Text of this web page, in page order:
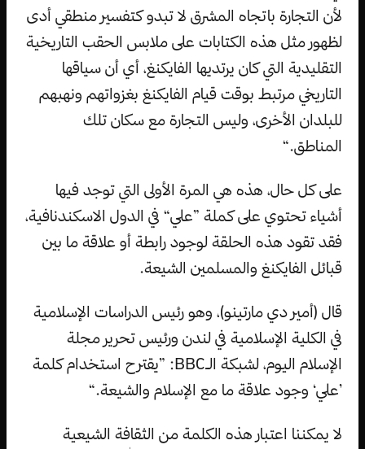
لأن التجارة باتجاه المشرق لا تبدو كتفسير منطقي أدى
لظهور مثل هذه الكتابات على ملابس الحقب التاريخية
التقليدية التي كان يرتديها الفايكنغ، أي أن سياقها
التاريخي مرتبط بوقت قيام الفايكنغ بغزواتهم ونهبهم
للبلدان الأخرى، وليس التجارة مع سكان تلك
المناطق.“
على كل حال، هذه هي المرة الأولى التي توجد فيها
أشياء تحتوي على كملة ”علي“ في الدول الاسكندنافية،
فقد تقود هذه الحلقة لوجود رابطة أو علاقة ما بين
قبائل الفايكنغ والمسلمين الشيعة.
قال (أمير دي مارتينو)، وهو رئيس الدراسات الإسلامية
في الكلية الإسلامية في لندن ورئيس تحرير مجلة
الإسلام اليوم، لشبكة الـBBC: ”يقترح استخدام كلمة
’علي‘ وجود علاقة ما مع الإسلام والشيعة.“
لا يمكننا اعتبار هذه الكلمة من الثقافة الشيعية